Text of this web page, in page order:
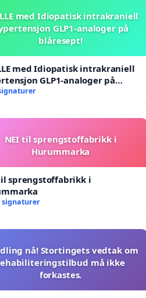
med Idiopatisk intrakraniell
GLP1-analoger på
blåresept!
med Idiopatisk intrakraniell
GLP1-analoger på
NEI til sprengstoffabrikk i
Hurummarka
sprengstoffabrikk i
signaturer
nå! Stortingets vedtak om
må ikke
forkastes.